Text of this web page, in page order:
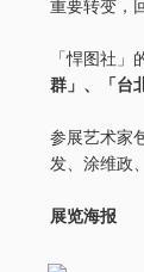
「悍图社」
群」、「台
参展艺术家
发、涂维政
展览海报